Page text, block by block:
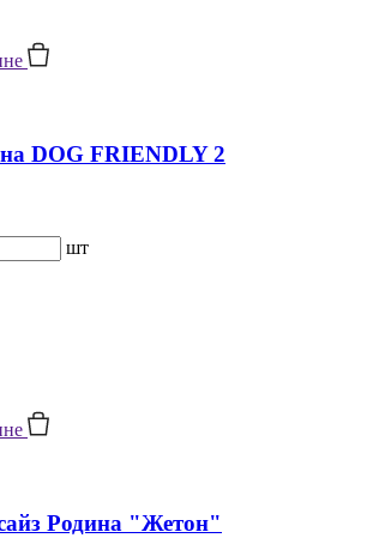
DOG FRIENDLY 2
шт
Родина "Жетон"